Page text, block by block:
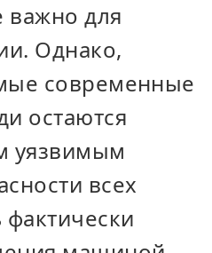
важно для
Однако,
современные
остаются
уязвимым
всех
фактически